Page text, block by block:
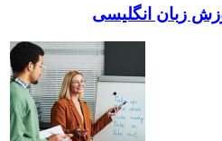
زبان انگلیسی